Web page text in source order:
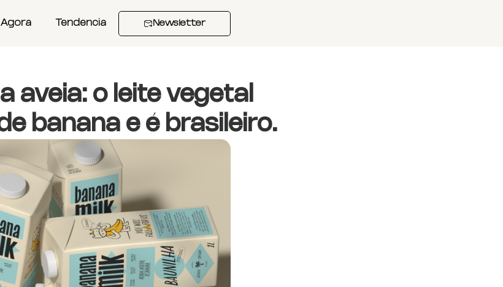
Agora Tendência Newsletter
aveia: o leite vegetal
banana e é brasileiro.